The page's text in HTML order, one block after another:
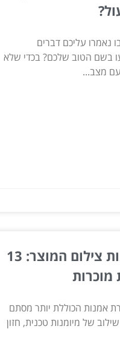
עליכם דברים
בשם הטוב שלכם? בכדי שלא
מצב...
חשיפת אומנות צילום המוצר: 13
מוכרות
אמנות הכוללת יותר מסתם
של מיומנות טכנית, חזון